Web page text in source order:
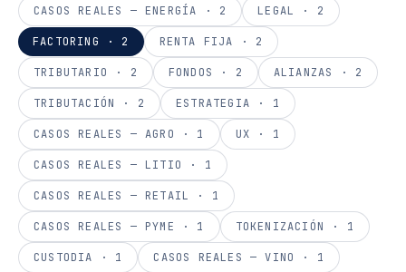
CASOS REALES — ENERGÍA · 2 LEGAL · 2
FACTORING · 2 RENTA FIJA · 2
TRIBUTARIO · 2 FONDOS · 2 ALIANZAS · 2
TRIBUTACIÓN · 2 ESTRATEGIA · 1
CASOS REALES — AGRO · 1 UX · 1
CASOS REALES — LITIO · 1
CASOS REALES — RETAIL · 1
CASOS REALES — PYME · 1 TOKENIZACIÓN · 1
CUSTODIA · 1 CASOS REALES — VINO · 1